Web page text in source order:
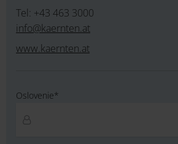
Tel: +43 463 3000
info@kaernten.at
www.kaernten.at
Oslovenie*